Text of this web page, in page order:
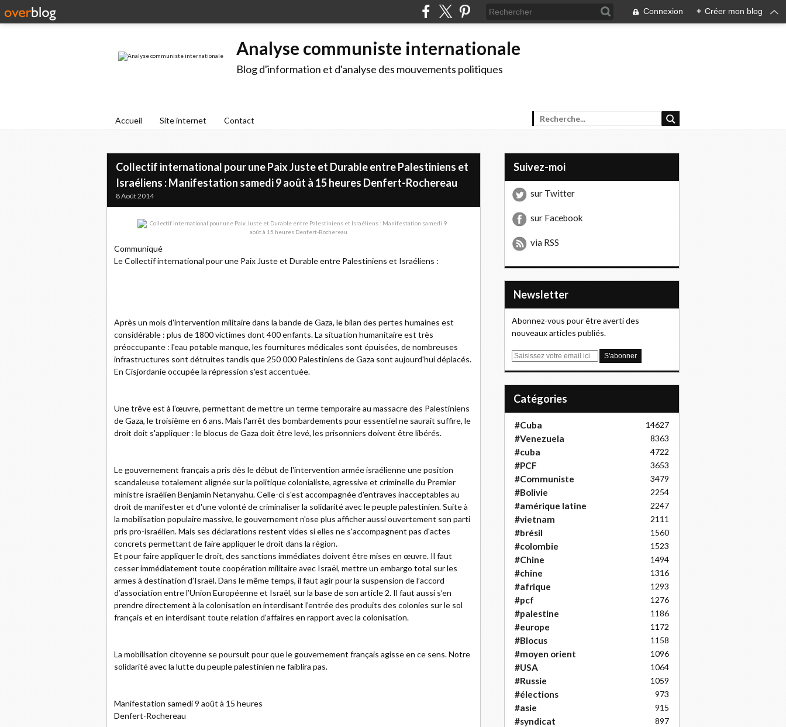
Connexion + Créer mon blog
Analyse communiste internationale
Blog d'information et d'analyse des mouvements politiques
Accueil Site internet Contact
Collectif international pour une Paix Juste et Durable entre Palestiniens et
Israéliens : Manifestation samedi 9 août à 15 heures Denfert-Rochereau
8 Août 2014
Communiqué
Le Collectif international pour une Paix Juste et Durable entre Palestiniens et Israéliens :
Après un mois d'intervention militaire dans la bande de Gaza, le bilan des pertes humaines est
considérable : plus de 1800 victimes dont 400 enfants. La situation humanitaire est très
préoccupante : l'eau potable manque, les fournitures médicales sont épuisées, de nombreuses
infrastructures sont détruites tandis que 250 000 Palestiniens de Gaza sont aujourd'hui déplacés.
En Cisjordanie occupée la répression s'est accentuée.
Une trêve est à l'œuvre, permettant de mettre un terme temporaire au massacre des Palestiniens
de Gaza, le troisième en 6 ans. Mais l'arrêt des bombardements pour essentiel ne saurait suffire, le
droit doit s'appliquer : le blocus de Gaza doit être levé, les prisonniers doivent être libérés.
Le gouvernement français a pris dès le début de l'intervention armée israélienne une position
scandaleuse totalement alignée sur la politique colonialiste, agressive et criminelle du Premier
ministre israélien Benjamin Netanyahu. Celle-ci s'est accompagnée d'entraves inacceptables au
droit de manifester et d'une volonté de criminaliser la solidarité avec le peuple palestinien. Suite à
la mobilisation populaire massive, le gouvernement n'ose plus afficher aussi ouvertement son parti
pris pro-israélien. Mais ses déclarations restent vides si elles ne s'accompagnent pas d'actes
concrets permettant de faire appliquer le droit dans la région.
Et pour faire appliquer le droit, des sanctions immédiates doivent être mises en œuvre. Il faut
cesser immédiatement toute coopération militaire avec Israël, mettre un embargo total sur les
armes à destination d’Israël. Dans le même temps, il faut agir pour la suspension de l’accord
d’association entre l’Union Européenne et Israël, sur la base de son article 2. Il faut aussi s’en
prendre directement à la colonisation en interdisant l’entrée des produits des colonies sur le sol
français et en interdisant toute relation d’affaires en rapport avec la colonisation.
La mobilisation citoyenne se poursuit pour que le gouvernement français agisse en ce sens. Notre
solidarité avec la lutte du peuple palestinien ne faiblira pas.
Manifestation samedi 9 août à 15 heures
Denfert-Rochereau
Suivez-moi
sur Twitter
sur Facebook
via RSS
Newsletter
Abonnez-vous pour être averti des
nouveaux articles publiés.
E
Catégories
#Cuba 14627
#Venezuela 8363
#cuba 4722
#PCF 3653
#Communiste 3479
#Bolivie 2254
#amérique latine 2247
#vietnam 2111
#brésil 1560
#colombie 1523
#Chine 1494
#chine 1316
#afrique 1293
#pcf 1276
#palestine 1186
#europe 1172
#Blocus 1158
#moyen orient 1096
#USA 1064
#Russie 1059
#élections 973
#asie 915
#syndicat 897